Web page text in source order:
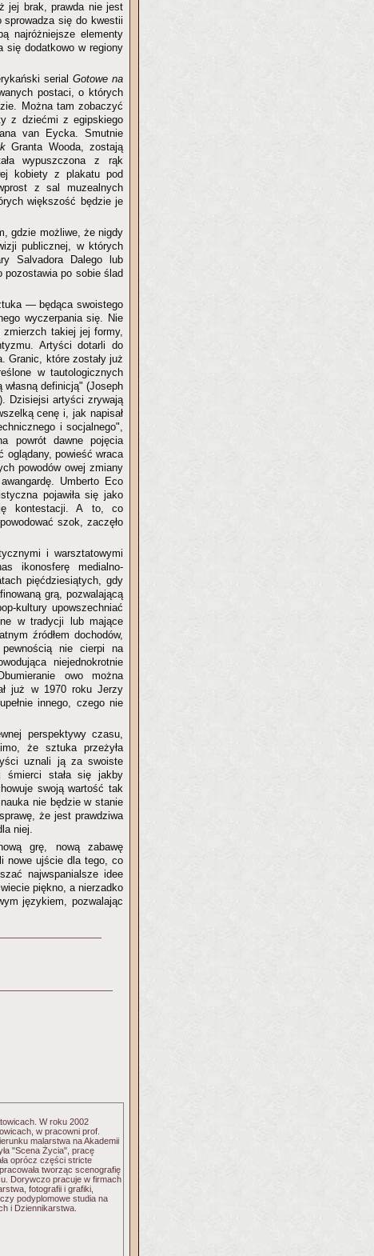
jej brak, prawda nie jest
się do kwestii
najróżniejsze elementy
się dodatkowo w regiony
serial Gotowe na
postaci, o których
Można tam zobaczyć
z dziećmi z egipskiego
van Eycka. Smutnie
Granta Wooda, zostają
wypuszczona z rąk
kobiety z plakatu pod
z sal muzealnych
większość będzie je
gdzie możliwe, że nigdy
publicznej, w których
Salvadora Dalego lub
pozostawia po sobie ślad
— będąca swoistego
wyczerpania się. Nie
takiej jej formy,
Artyści dotarli do
które zostały już
w tautologicznych
definicją" (Joseph
Dzisiejsi artyści zrywają
cenę i, jak napisał
i socjalnego",
powrót dawne pojęcia
oglądany, powieść wraca
powodów owej zmiany
Umberto Eco
pojawiła się jako
kontestacji. A to, co
szok, zaczęło
i warsztatowymi
ikonosferę medialno-
pięćdziesiątych, gdy
grą, pozwalającą
kultury upowszechniać
w tradycji lub mające
źródłem dochodów,
nie cierpi na
niejednokrotnie
owo można
już w 1970 roku Jerzy
innego, czego nie
perspektywy czasu,
że sztuka przeżyła
uznali ją za swoiste
śmierci stała się jakby
swoją wartość tak
nie będzie w stanie
że jest prawdziwa
niej.
grę, nową zabawę
nowe ujście dla tego, co
najwspanialsze idee
piękno, a nierzadko
językiem, pozwalając
W roku 2002
w pracowni prof.
malarstwa na Akademii
"Scena Życia", pracę
oprócz części stricte
tworząc scenografię
Dorywczo pracuje w firmach
fotografii i grafiki,
podyplomowe studia na
i Dziennikarstwa.